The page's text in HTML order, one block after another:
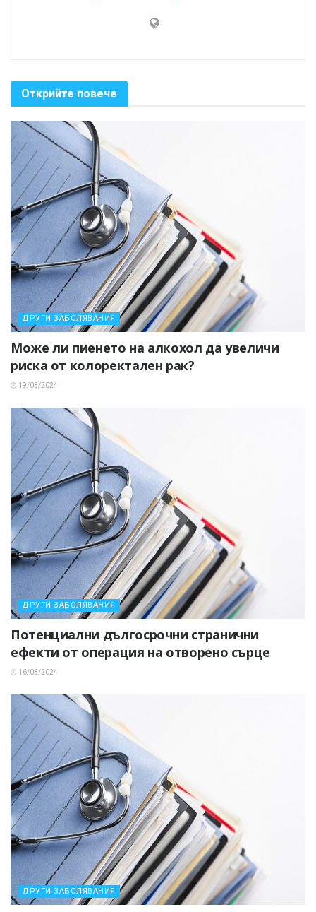
Открийте повече
ДРУГИ ЗАБОЛЯВАНИЯ
Може ли пиенето на алкохол да увеличи
риска от колоректален рак?
19/03/2024
ДРУГИ ЗАБОЛЯВАНИЯ
Потенциални дългосрочни странични
ефекти от операция на отворено сърце
16/03/2024
ДРУГИ ЗАБОЛЯВАНИЯ